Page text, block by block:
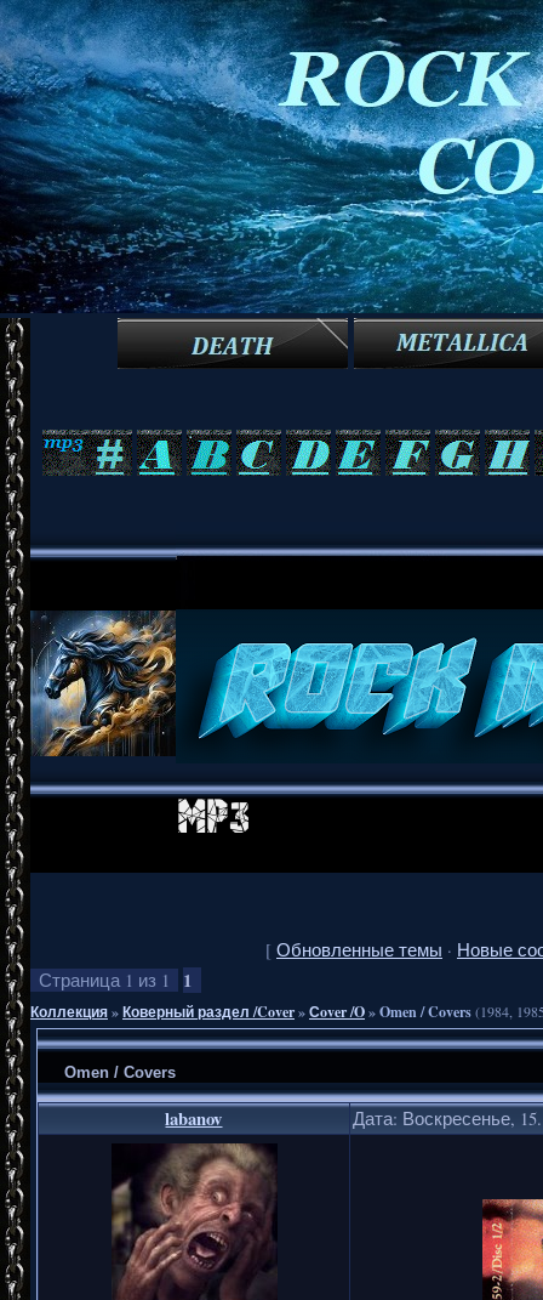
[ Обновленные темы · Новые
Страница 1 из 1 1
Коллекция»Коверный раздел /Cover»Сover /O»Omen / Covers(1984,
Omen / Covers
labanov Дата: Воскресенье,